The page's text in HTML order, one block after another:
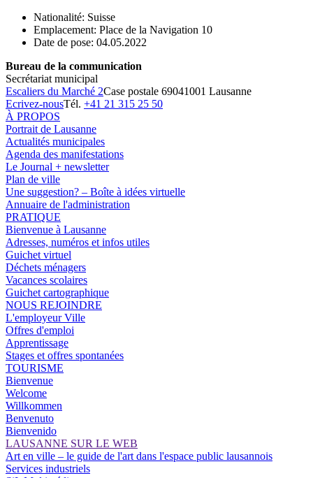
Nationalité: Suisse
Emplacement: Place de la Navigation 10
Date de pose: 04.05.2022
Bureau de la communication
Secrétariat municipal
Escaliers du Marché 2Case postale 69041001 Lausanne
Ecrivez-nousTél. +41 21 315 25 50
À PROPOS
Portrait de Lausanne
Actualités municipales
Agenda des manifestations
Le Journal + newsletter
Plan de ville
Une suggestion? – Boîte à idées virtuelle
Annuaire de l'administration
PRATIQUE
Bienvenue à Lausanne
Adresses, numéros et infos utiles
Guichet virtuel
Déchets ménagers
Vacances scolaires
Guichet cartographique
NOUS REJOINDRE
L'employeur Ville
Offres d'emploi
Apprentissage
Stages et offres spontanées
TOURISME
Bienvenue
Welcome
Willkommen
Benvenuto
Bienvenido
LAUSANNE SUR LE WEB
Art en ville – le guide de l'art dans l'espace public lausannois
Services industriels